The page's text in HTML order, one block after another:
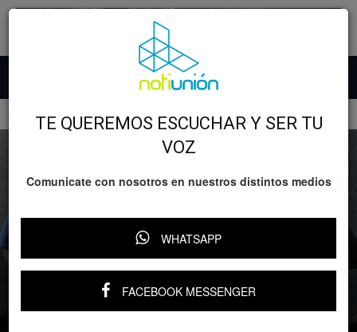
SEGURIDAD
Detiene SSP a presunto asaltante de
tiendas OXXO en Morelia
TE QUEREMOS ESCUCHAR Y SER TU
VOZ
Comunicate con nosotros en nuestros distintos medios
WHATSAPP
FACEBOOK MESSENGER